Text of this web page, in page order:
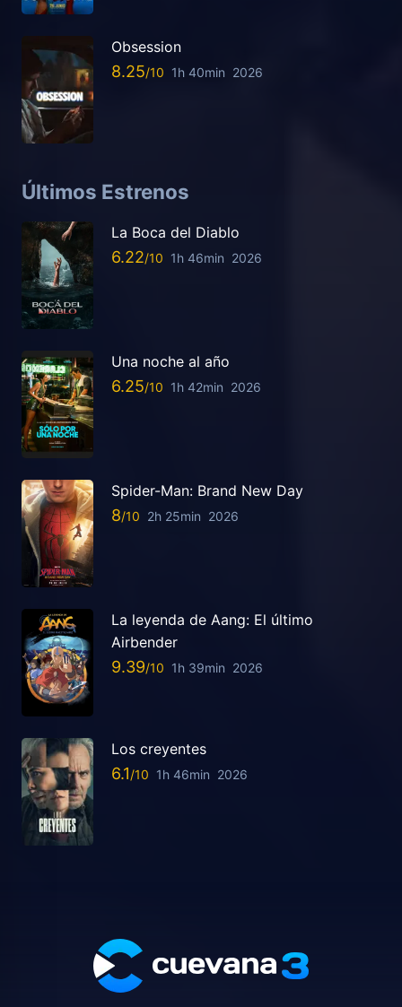
Obsession
8.25 1h 40min 2026
Últimos Estrenos
La Boca del Diablo
6.22 1h 46min 2026
Una noche al año
6.25 1h 42min 2026
Spider-Man: Brand New Day
8 2h 25min 2026
La leyenda de Aang: El último
Airbender
9.39 1h 39min 2026
Los creyentes
6.1 1h 46min 2026